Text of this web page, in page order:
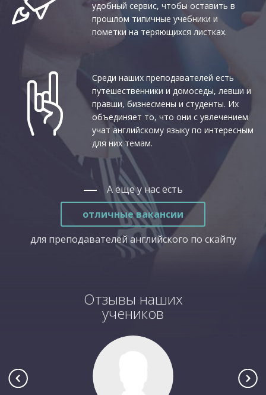
удобный сервис, чтобы оставить в
прошлом типичные учебники и
пометки на теряющихся листках.
Среди наших преподавателей есть
путешественники и домоседы, левши и
правши, бизнесмены и студенты. Их
объединяет то, что они с увлечением
учат английскому языку по интересным
для них темам.
А еще у нас есть
отличные вакансии
для преподавателей английского по скайпу
Отзывы наших
учеников